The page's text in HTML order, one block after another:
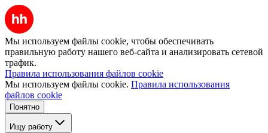
Мы используем файлы cookie, чтобы обеспечивать
правильную работу нашего веб-сайта и анализировать сетевой
трафик.
Правила использования файлов cookie
Мы используем файлы cookie. Правила использования
файлов cookie
Понятно
Ищу работу